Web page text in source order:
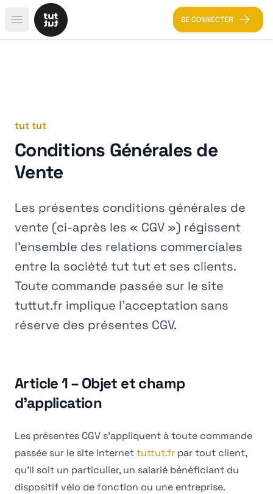
Open main menu SE CONNECTER
tut tut
Conditions Générales de
Vente
Les présentes conditions générales de
vente (ci-après les « CGV ») régissent
l'ensemble des relations commerciales
entre la société tut tut et ses clients.
Toute commande passée sur le site
tuttut.fr implique l'acceptation sans
réserve des présentes CGV.
Article 1 – Objet et champ
d'application
Les présentes CGV s'appliquent à toute commande
passée sur le site internettuttut.fr par tout client,
qu'il soit un particulier, un salarié bénéficiant du
dispositif vélo de fonction ou une entreprise.